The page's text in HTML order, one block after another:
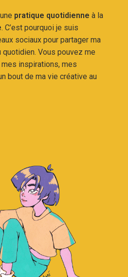
pratique quotidienne à la
. C’est pourquoi je suis
sociaux pour partager ma
Vous pouvez me
inspirations, mes
bout de ma vie créative au